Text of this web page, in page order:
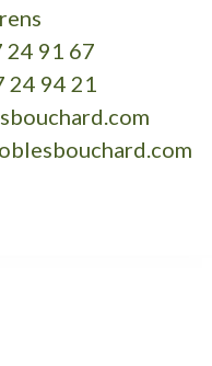
24 91 67
24 94 21